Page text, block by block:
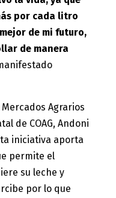
por cada litro
de mi futuro,
de manera
Agrarios
de COAG, Andoni
iniciativa aporta
permite el
su leche y
por lo que